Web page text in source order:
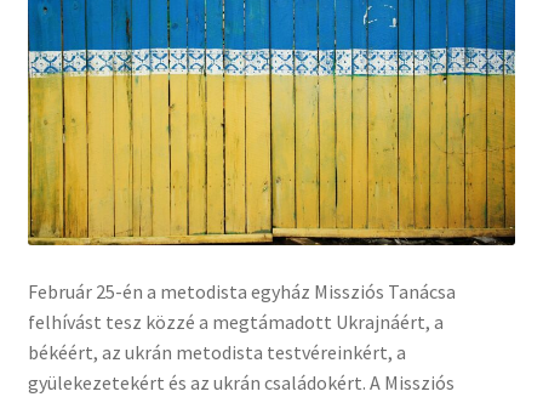
Február 25-én a metodista egyház Missziós Tanácsa
felhívást tesz közzé a megtámadott Ukrajnáért, a
békéért, az ukrán metodista testvéreinkért, a
gyülekezetekért és az ukrán családokért. A Missziós